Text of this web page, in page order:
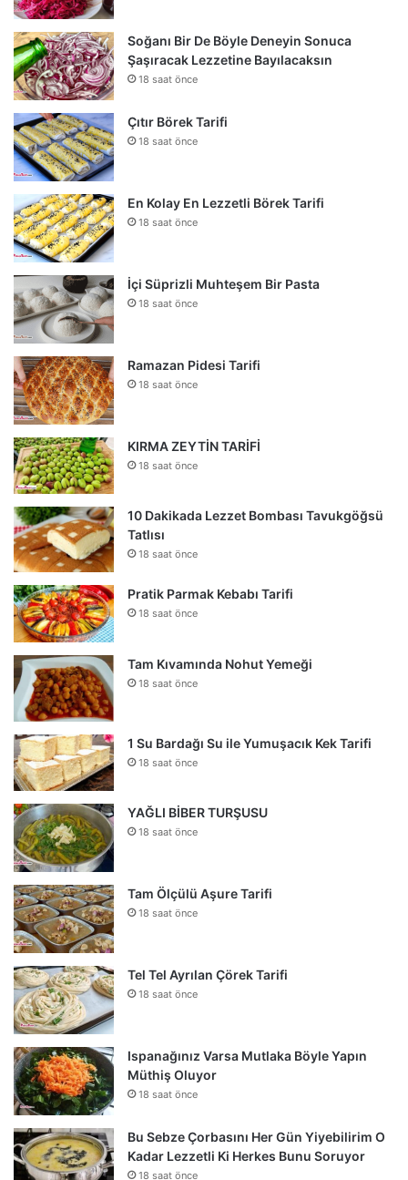
Soğanı Bir De Böyle Deneyin Sonuca
Şaşıracak Lezzetine Bayılacaksın
18 saat önce
Çıtır Börek Tarifi
18 saat önce
En Kolay En Lezzetli Börek Tarifi
18 saat önce
İçi Süprizli Muhteşem Bir Pasta
18 saat önce
Ramazan Pidesi Tarifi
18 saat önce
KIRMA ZEYTİN TARİFİ
18 saat önce
10 Dakikada Lezzet Bombası Tavukgöğsü
Tatlısı
18 saat önce
Pratik Parmak Kebabı Tarifi
18 saat önce
Tam Kıvamında Nohut Yemeği
18 saat önce
1 Su Bardağı Su ile Yumuşacık Kek Tarifi
18 saat önce
YAĞLI BİBER TURŞUSU
18 saat önce
Tam Ölçülü Aşure Tarifi
18 saat önce
Tel Tel Ayrılan Çörek Tarifi
18 saat önce
Ispanağınız Varsa Mutlaka Böyle Yapın
Müthiş Oluyor
18 saat önce
Bu Sebze Çorbasını Her Gün Yiyebilirim O
Kadar Lezzetli Ki Herkes Bunu Soruyor
18 saat önce